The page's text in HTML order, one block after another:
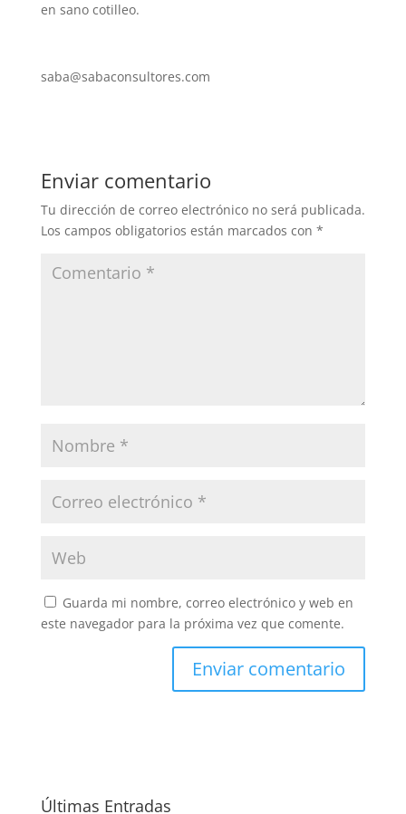
en sano cotilleo.
saba@sabaconsultores.com
Enviar comentario
Tu dirección de correo electrónico no será publicada.
Los campos obligatorios están marcados con *
Guarda mi nombre, correo electrónico y web en
este navegador para la próxima vez que comente.
Últimas Entradas